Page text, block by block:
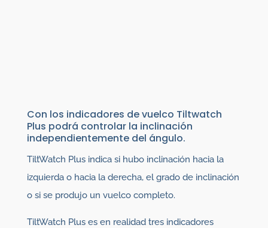
Con los indicadores de vuelco Tiltwatch
Plus podrá controlar la inclinación
independientemente del ángulo.
TiltWatch Plus indica si hubo inclinación hacia la
izquierda o hacia la derecha, el grado de inclinación
o si se produjo un vuelco completo.
TiltWatch Plus es en realidad tres indicadores